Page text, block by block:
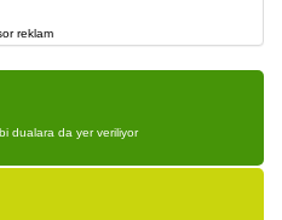
reklam
dualara da yer veriliyor